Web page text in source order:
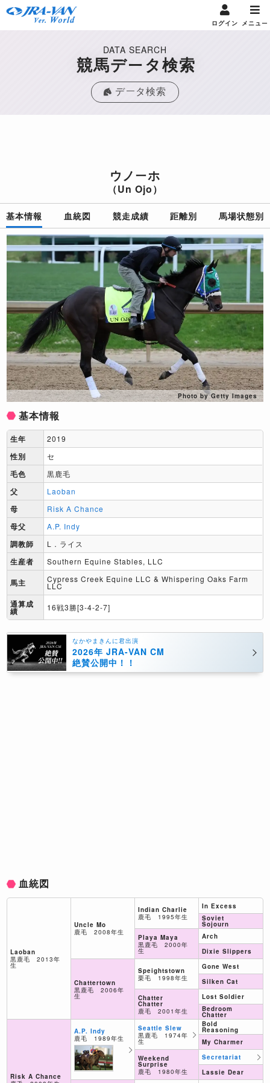
ログイン メニュー
DATA SEARCH
競馬データ検索
データ検索
ウノーホ
（Un Ojo）
基本情報 血統図 競走成績 距離別 馬場状態別
Photo by Getty Images
基本情報
生年 2019
性別 セ
毛色 黒鹿毛
父 Laoban
母 Risk A Chance
母父 A.P. Indy
調教師 L．ライス
生産者 Southern Equine Stables, LLC
馬主 Cypress Creek Equine LLC & Whispering Oaks Farm
LLC
通算成
績 16戦3勝[3-4-2-7]
なかやまきんに君出演
2026年 JRA-VAN CM
絶賛公開中！！
血統図
Laoban
黒鹿毛 2013年
生
Risk A Chance
Uncle Mo
鹿毛 2008年生
Chattertown
黒鹿毛 2006年
生
A.P. Indy
鹿毛 1989年生
Indian Charlie
鹿毛 1995年生
Playa Maya
黒鹿毛 2000年
生
Speightstown
栗毛 1998年生
Chatter
Chatter
鹿毛 2001年生
Seattle Slew
黒鹿毛 1974年
生
Weekend
Surprise
鹿毛 1980年生
In Excess
Soviet
Sojourn
Arch
Dixie Slippers
Gone West
Silken Cat
Lost Soldier
Bedroom
Chatter
Bold
Reasoning
My Charmer
Secretariat
Lassie Dear